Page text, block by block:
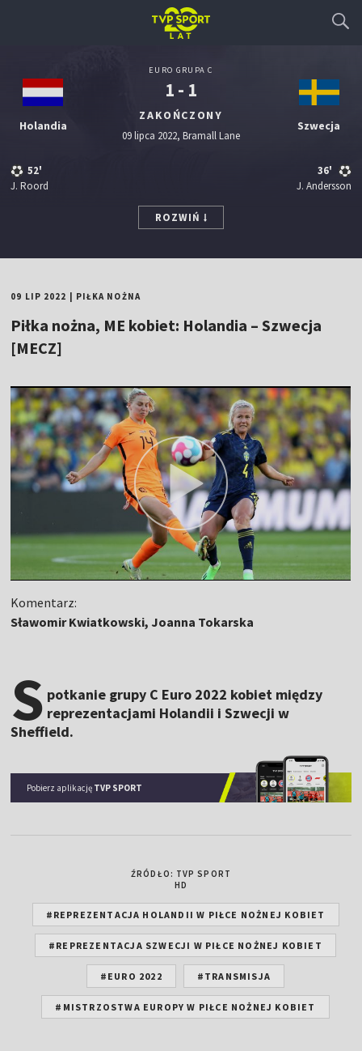
Holandia
52'
J. Roord
EURO GRUPA C
1 - 1
ZAKOŃCZONY
09 lipca 2022, Bramall Lane
Szwecja
36'
J. Andersson
ROZWIŃ
09 LIP 2022 PIŁKA NOŻNA
Piłka nożna, ME kobiet: Holandia – Szwecja
[MECZ]
Komentarz:
Sławomir Kwiatkowski, Joanna Tokarska
S potkanie grupy C Euro 2022 kobiet między
reprezentacjami Holandii i Szwecji w
Sheffield.
Pobierz aplikację TVP SPORT
ŹRÓDŁO: TVP SPORT
HD
#REPREZENTACJA HOLANDII W PIŁCE NOŻNEJ KOBIET
#REPREZENTACJA SZWECJI W PIŁCE NOŻNEJ KOBIET
#EURO 2022 #TRANSMISJA
#MISTRZOSTWA EUROPY W PIŁCE NOŻNEJ KOBIET